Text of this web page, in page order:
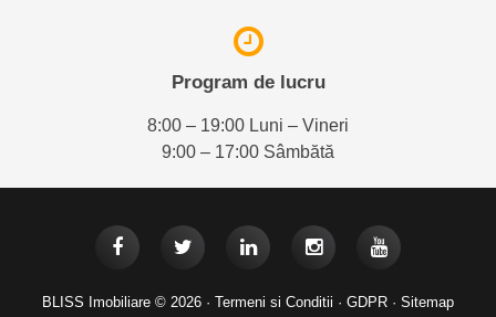
Program de lucru
8:00 – 19:00 Luni – Vineri
9:00 – 17:00 Sâmbătă
BLISS Imobiliare © 2026 · Termeni si Conditii · GDPR · Sitemap